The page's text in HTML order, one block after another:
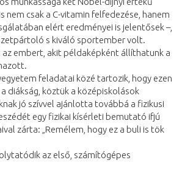
nem csak a C-vitamin felfedezése, hanem
elért eredményei is jelentősek –,
s kiváló sportember volt.
az embert, akit példaképként állíthatunk a
feladatai közé tartozik, hogy ezen
diákság, köztük a középiskolások
jó szívvel ajánlotta továbbá a fizikusi
egy fizikai kísérleti bemutató ifjú
zárta: „Remélem, hogy ez a buli is tök
az első, számítógépes